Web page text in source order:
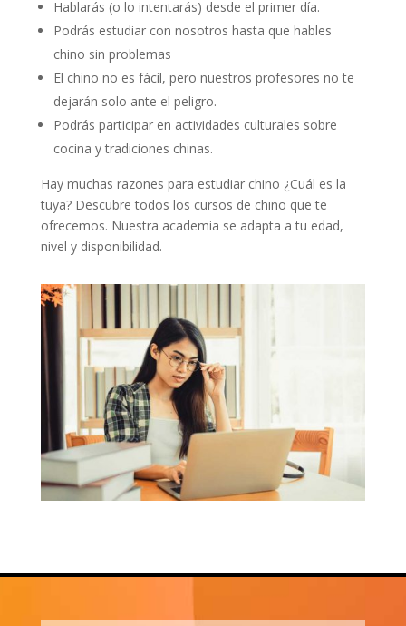
Hablarás (o lo intentarás) desde el primer día.
Podrás estudiar con nosotros hasta que hables
chino sin problemas
El chino no es fácil, pero nuestros profesores no te
dejarán solo ante el peligro.
Podrás participar en actividades culturales sobre
cocina y tradiciones chinas.
Hay muchas razones para estudiar chino ¿Cuál es la
tuya? Descubre todos los cursos de chino que te
ofrecemos. Nuestra academia se adapta a tu edad,
nivel y disponibilidad.